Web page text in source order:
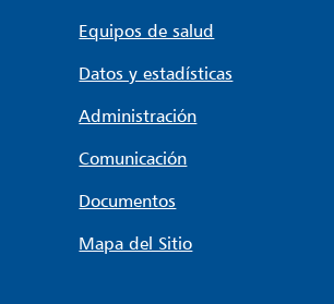
Equipos de salud
Datos y estadísticas
Administración
Comunicación
Documentos
Mapa del Sitio